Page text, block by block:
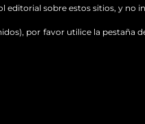
sobre estos sitios, y no
por favor utilice la pestaña